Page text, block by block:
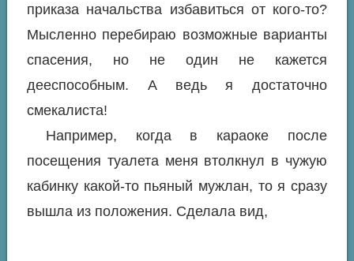
приказа начальства избавиться от кого-то?
Мысленно перебираю возможные варианты
спасения, но не один не кажется
дееспособным. А ведь я достаточно
смекалиста!
Например, когда в караоке после
посещения туалета меня втолкнул в чужую
кабинку какой-то пьяный мужлан, то я сразу
вышла из положения. Сделала вид,